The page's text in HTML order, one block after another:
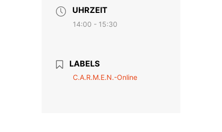
UHRZEIT
14:00 - 15:30
LABELS
C.A.R.M.E.N.-Online